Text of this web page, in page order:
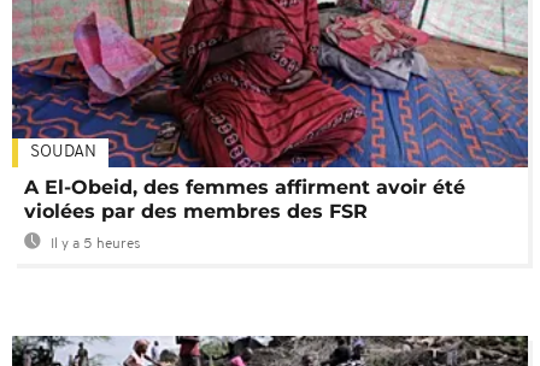
SOUDAN
A El-Obeid, des femmes affirment avoir été
violées par des membres des FSR
Il y a 5 heures